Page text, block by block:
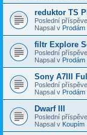
reduktor TS
Poslední
Napsal v Prodám
filtr Explore
Poslední
Napsal v Prodám
Sony A7III
Poslední
Napsal v Prodám
Dwarf III
Poslední
Napsal v Koupím